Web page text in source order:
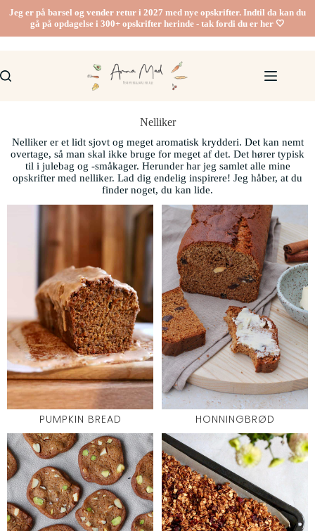
Jeg er på barsel og vender retur i 2027 med nye opskrifter. Indtil da kan du
gå på opdagelse i 300+ opskrifter herinde - tak fordi du er her 🤍
Nelliker
Nelliker er et lidt sjovt og meget aromatisk krydderi. Det kan nemt
overtage, så man skal ikke bruge for meget af det. Det hører typisk
til i julebag og -småkager. Herunder har jeg samlet alle mine
opskrifter med nelliker. Lad dig endelig inspirere! Jeg håber, at du
finder noget, du kan lide.
PUMPKIN BREAD HONNINGBRØD